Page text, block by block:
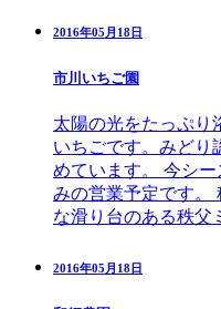
2016年05月18日
市川いちご園
太陽の光をたっぷり
いちごです。みどり
めています。 今シ
みの営業予定です。
な滑り台のある秩
2016年05月18日